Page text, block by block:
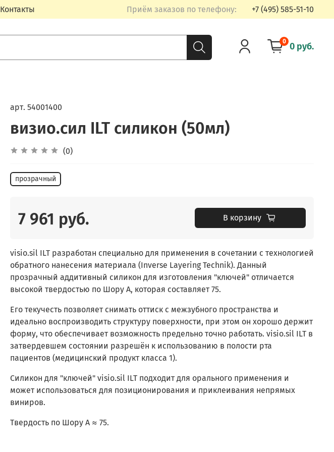
Контакты Приём заказов по телефону: +7 (495) 585-51-10
0 0 руб.
арт. 54001400
визио.сил ILT силикон (50мл)
(0)
прозрачный
7 961 руб. В корзину
visio.sil ILT разработан специально для применения в сочетании с технологией
обратного нанесения материала (Inverse Layering Technik). Данный
прозрачный аддитивный силикон для изготовления "ключей" отличается
высокой твердостью по Шору А, которая составляет 75.
Его текучесть позволяет снимать оттиск с межзубного пространства и
идеально воспроизводить структуру поверхности, при этом он хорошо держит
форму, что обеспечивает возможность предельно точно работать. visio.sil ILT в
затвердевшем состоянии разрешён к использованию в полости рта
пациентов (медицинский продукт класса 1).
Силикон для "ключей" visio.sil ILT подходит для орального применения и
может использоваться для позиционирования и приклеивания непрямых
виниров.
Твердость по Шору А ≈ 75.